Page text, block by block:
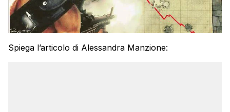
Spiega l’articolo di Alessandra Manzione: